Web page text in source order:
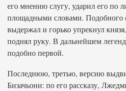
его мнению слугу, ударил его по
площадными словами. Подобного
выдержал и горько упрекнул
поднял руку. В дальнейшем
подобно первой.
Последнюю, третью, версию
Бизачьони: по его рассказу,